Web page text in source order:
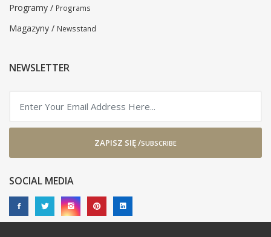
Programy / Programs
Magazyny / Newsstand
NEWSLETTER
ZAPISZ SIĘ /SUBSCRIBE
SOCIAL MEDIA